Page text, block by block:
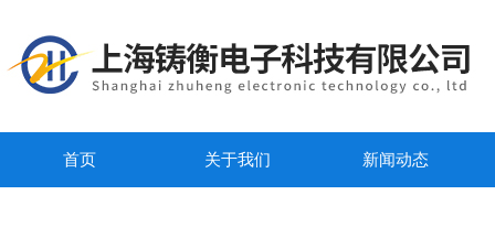
首页 关于我们 新闻动态